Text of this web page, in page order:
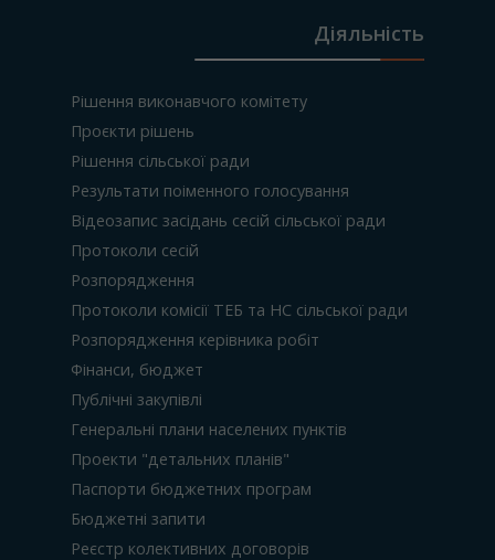
Діяльність
Рішення виконавчого комітету
Проєкти рішень
Рішення сільської ради
Результати поіменного голосування
Відеозапис засідань сесій сільської ради
Протоколи сесій
Розпорядження
Протоколи комісії ТЕБ та НС сільської ради
Розпорядження керівника робіт
Фінанси, бюджет
Публічні закупівлі
Генеральні плани населених пунктів
Проекти "детальних планів"
Паспорти бюджетних програм
Бюджетні запити
Реєстр колективних договорів